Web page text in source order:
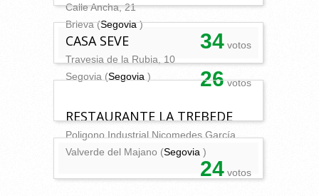
Calle Ancha, 21
Brieva (Segovia )
34 votos
CASA SEVE
Travesia de la Rubia, 10
Segovia (Segovia ) 26votos
RESTAURANTE LA TREBEDE
Poligono Industrial Nicomedes García
Valverde del Majano (Segovia )
24 votos